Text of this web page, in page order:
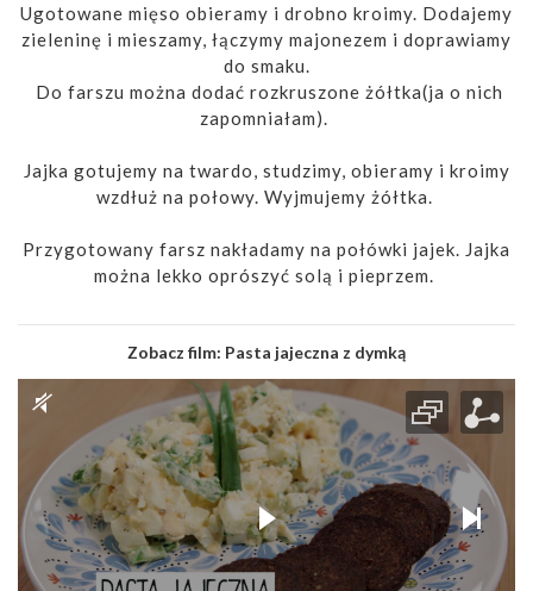
Ugotowane mięso obieramy i drobno kroimy. Dodajemy
zieleninę i mieszamy, łączymy majonezem i doprawiamy
do smaku.
Do farszu można dodać rozkruszone żółtka(ja o nich
zapomniałam).
Jajka gotujemy na twardo, studzimy, obieramy i kroimy
wzdłuż na połowy. Wyjmujemy żółtka.
Przygotowany farsz nakładamy na połówki jajek. Jajka
można lekko oprószyć solą i pieprzem.
Zobacz film: Pasta jajeczna z dymką